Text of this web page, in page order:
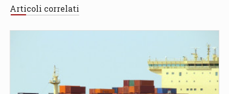
Articoli correlati